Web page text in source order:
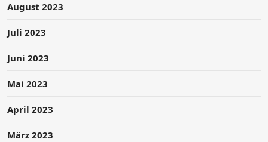
August 2023
Juli 2023
Juni 2023
Mai 2023
April 2023
März 2023